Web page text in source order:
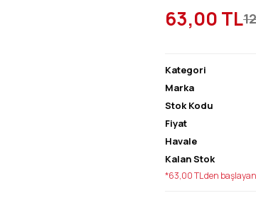
63,00 TL
Kategori
Marka
Stok Kodu
Fiyat
Havale
Kalan Stok
*63,00 TL den